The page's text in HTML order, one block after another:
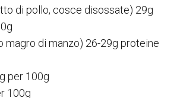
di pollo, cosce disossate) 29g
magro di manzo) 26-29g proteine
per 100g
100g